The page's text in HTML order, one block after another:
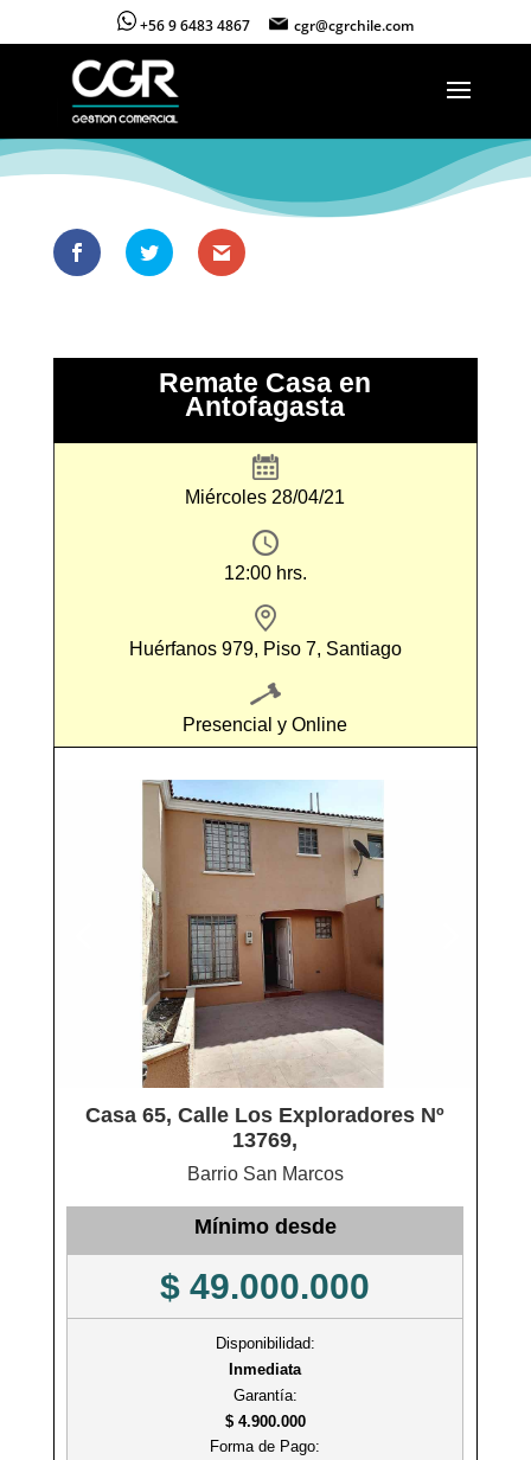
+56 9 6483 4867 cgr@cgrchile.com
Remate Casa en
Antofagasta
Miércoles 28/04/21
12:00 hrs.
Huérfanos 979, Piso 7, Santiago
Presencial y Online
Casa 65, Calle Los Exploradores Nº
13769,
Barrio San Marcos
Mínimo desde
$ 49.000.000
Disponibilidad:
Inmediata
Garantía:
$ 4.900.000
Forma de Pago: